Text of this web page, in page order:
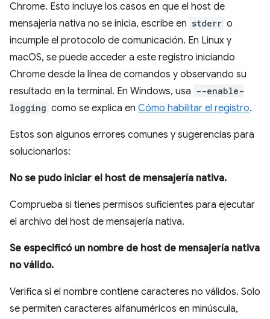
Chrome. Esto incluye los casos en que el host de
mensajería nativa no se inicia, escribe en stderr o
incumple el protocolo de comunicación. En Linux y
macOS, se puede acceder a este registro iniciando
Chrome desde la línea de comandos y observando su
resultado en la terminal. En Windows, usa --enable-
logging como se explica en Cómo habilitar el registro.
Estos son algunos errores comunes y sugerencias para
solucionarlos:
No se pudo iniciar el host de mensajería nativa.
Comprueba si tienes permisos suficientes para ejecutar
el archivo del host de mensajería nativa.
Se especificó un nombre de host de mensajería nativa
no válido.
Verifica si el nombre contiene caracteres no válidos. Solo
se permiten caracteres alfanuméricos en minúscula,